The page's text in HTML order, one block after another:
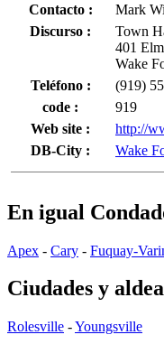
Contacto :
Mark
Discurso :
Town
401
Wake
Teléfono :
(919)
code :
919
Web site :
http://
DB-City :
Wake
En igual
Apex - Cary - Fuquay-
Ciudades y
Rolesville -Youngsville